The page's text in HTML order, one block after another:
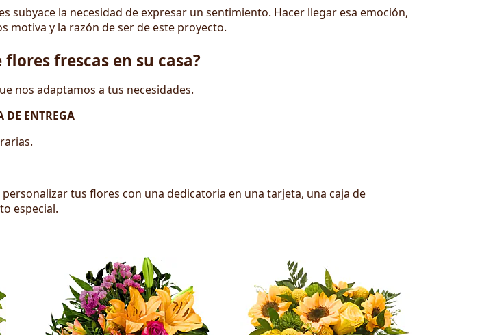
la necesidad de expresar un sentimiento. Hacer llegar esa emoción,
motiva y la razón de ser de este proyecto.
frescas en su casa?
nos adaptamos a tus necesidades.
DE ENTREGA
tus flores con una dedicatoria en una tarjeta, una caja de
especial.